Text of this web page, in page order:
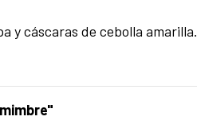
y cáscaras de cebolla amarilla.